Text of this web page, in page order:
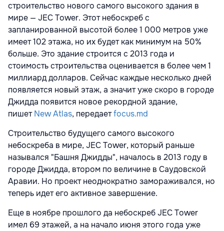
строительство нового самого высокого здания в
мире — JEC Tower. Этот небоскреб с
запланированной высотой более 1 000 метров уже
имеет 102 этажа, но их будет как минимум на 50%
больше. Это здание строится с 2013 года и
стоимость строительства оценивается в более чем 1
миллиард долларов. Сейчас каждые несколько дней
появляется новый этаж, а значит уже скоро в городе
Джидда появится новое рекордной здание,
пишет New Atlas, передаетfocus.md
Строительство будущего самого высокого
небоскреба в мире, JEC Tower, который раньше
назывался "Башня Джидды", началось в 2013 году в
городе Джидда, втором по величине в Саудовской
Аравии. Но проект неоднократно замораживался, но
теперь идет его активное завершение.
Еще в ноябре прошлого да небоскреб JEC Tower
имел 69 этажей, а на начало июня этого года уже